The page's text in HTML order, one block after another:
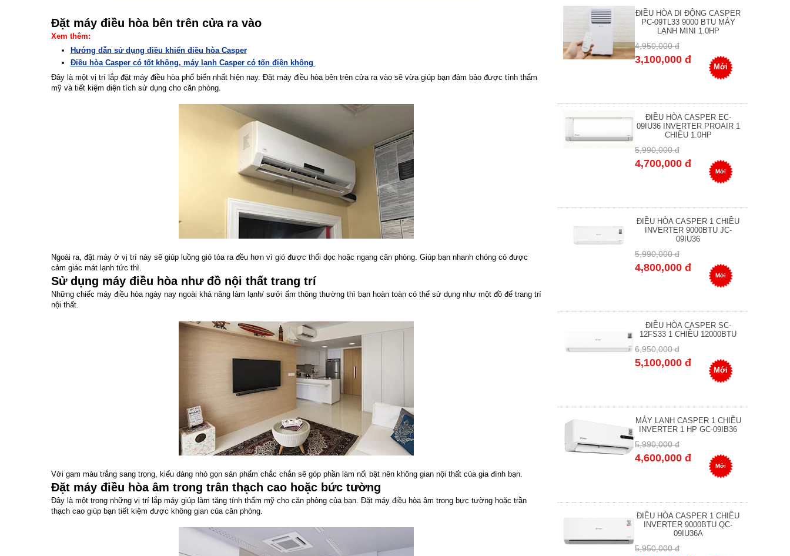
Đặt máy điều hòa bên trên cửa ra vào
Xem thêm:
Hướng dẫn sử dụng điều khiển điều hòa Casper
Điều hòa Casper có tốt không, máy lạnh Casper có tốn điện không
Đây là một vị trí lắp đặt máy điều hòa phổ biến nhất hiện nay. Đặt máy điều hòa bên trên cửa ra vào sẽ vừa giúp bạn đảm bảo được tính thẩm
mỹ và tiết kiệm diện tích sử dụng cho căn phòng.
Ngoài ra, đặt máy ở vị trí này sẽ giúp luồng gió tỏa ra đều hơn vì gió được thổi dọc hoặc ngang căn phòng. Giúp bạn nhanh chóng có được
cảm giác mát lạnh tức thì.
Sử dụng máy điều hòa như đồ nội thất trang trí
Những chiếc máy điều hòa ngày nay ngoài khả năng làm lạnh/ sưởi ấm thông thường thì bạn hoàn toàn có thể sử dụng như một đồ để trang trí
nội thất.
Với gam màu trắng sang trọng, kiểu dáng nhỏ gọn sản phẩm chắc chắn sẽ góp phần làm nổi bật nên không gian nội thất của gia đình bạn.
Đặt máy điều hòa âm trong trân thạch cao hoặc bức tường
Đây là một trong những vị trí lắp máy giúp làm tăng tính thẩm mỹ cho căn phòng của bạn. Đặt máy điều hòa âm trong bực tường hoặc trần
thạch cao giúp bạn tiết kiệm được không gian của căn phòng.
ĐIỀU HÒA DI ĐỘNG CASPER
PC-09TL33 9000 BTU MÁY
LẠNH MINI 1.0HP
4,950,000 đ
3,100,000 đ
Mới
ĐIỀU HÒA CASPER EC-
09IU36 INVERTER PROAIR 1
CHIỀU 1.0HP
5,990,000 đ
4,700,000 đ
Mới
ĐIỀU HÒA CASPER 1 CHIỀU
INVERTER 9000BTU JC-
09IU36
5,990,000 đ
4,800,000 đ
Mới
ĐIỀU HÒA CASPER SC-
12FS33 1 CHIỀU 12000BTU
6,950,000 đ
5,100,000 đ
Mới
MÁY LẠNH CASPER 1 CHIỀU
INVERTER 1 HP GC-09IB36
5,990,000 đ
4,600,000 đ
Mới
ĐIỀU HÒA CASPER 1 CHIỀU
INVERTER 9000BTU QC-
09IU36A
5,950,000 đ